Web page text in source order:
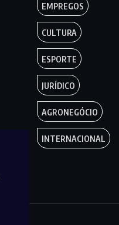
EMPREGOS
CULTURA
ESPORTE
JURÍDICO
AGRONEGÓCIO
INTERNACIONAL